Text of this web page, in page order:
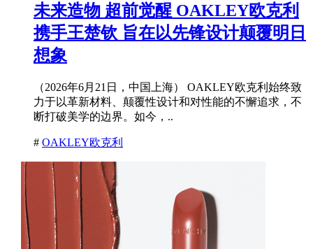
未来造物 超前觉醒 OAKLEY欧克利
携手王楚钦 旨在以先锋设计颠覆明日
想象
（2026年6月21日，中国上海） OAKLEY欧克利始终致
力于以革新材料、颠覆性设计和对性能的不懈追求，不
断打破美学的边界。如今，..
# OAKLEY欧克利